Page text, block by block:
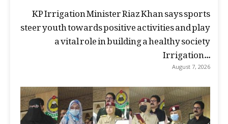
KP Irrigation Minister Riaz Khan says sports
steer youth towards positive activities and play
a vital role in building a healthy society
Irrigation...
August 7, 2026